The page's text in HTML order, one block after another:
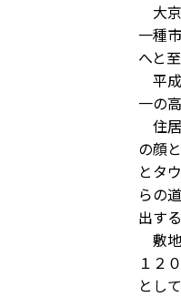
大
一種
へと
平
一の
住
の顔
とタ
らの
出する
敷
１２
とし